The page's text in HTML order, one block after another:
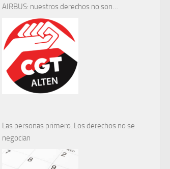
AIRBUS: nuestros derechos no son
negociables
Las personas primero. Los derechos no se
negocian